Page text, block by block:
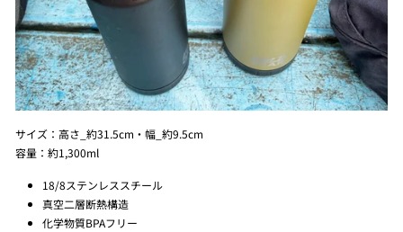
サイズ：高さ_約31.5cm・幅_約9.5cm
容量：約1,300ml
18/8ステンレススチール
真空二層断熱構造
化学物質BPAフリー